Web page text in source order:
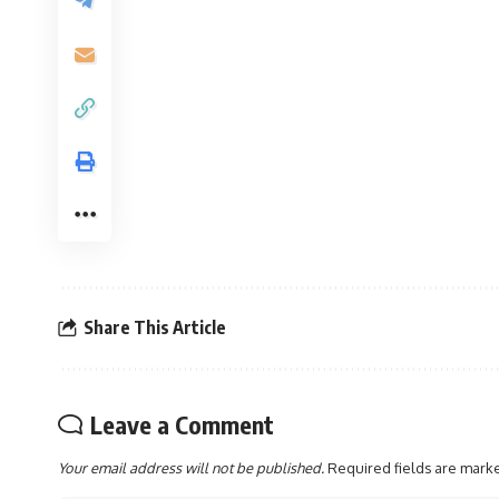
Share This Article
Leave a Comment
Your email address will not be published.Required fields are